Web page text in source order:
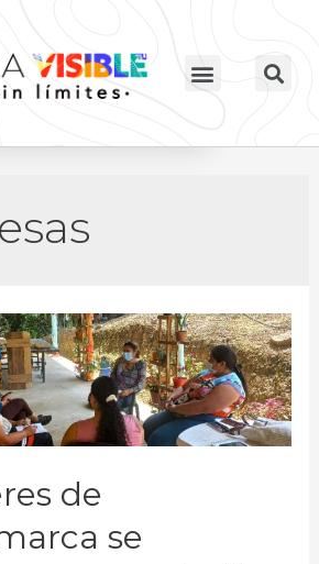
de
se